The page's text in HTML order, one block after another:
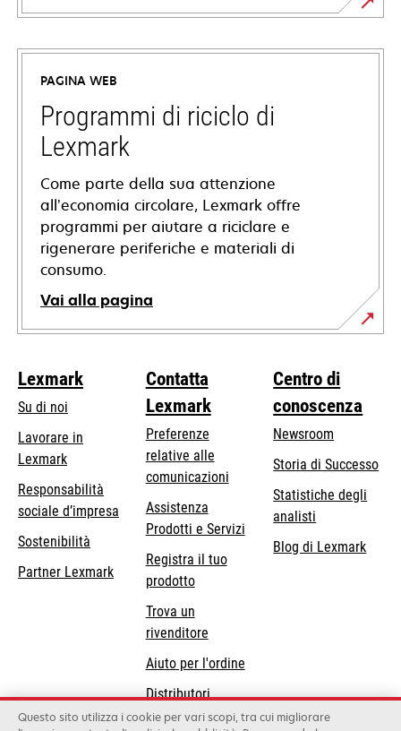
si
apre
una
nuova
scheda
PAGINA WEB
Programmi di riciclo di
Lexmark
Come parte della sua attenzione
all’economia circolare, Lexmark offre
programmi per aiutare a riciclare e
rigenerare periferiche e materiali di
consumo.
Vai alla pagina
Lexmark
Su di noi
Lavorare in
Lexmark
Responsabilità
sociale d’impresa
scheda
Sostenibilità
Partner Lexmark
Contatta
Lexmark
Preferenze
relative alle
comunicazioni
Assistenza
Prodotti e Servizi
Registra il tuo
prodotto
Trova un
rivenditore
Aiuto per l'ordine
Distributori
Lexmark
Centro di
conoscenza
Newsroom
Storia di Successo
Statistiche degli
analisti
Blog di Lexmark
Questo sito utilizza i cookie per vari scopi, tra cui migliorare